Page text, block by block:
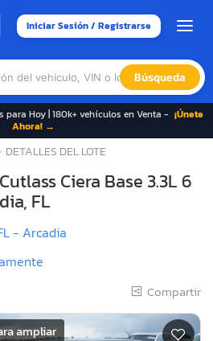
Iniciar Sesión / Registrarse
Búsqueda
Hoy | 180k+ vehículos en Venta - ¡Únete
Ahora! →
DETALLES DEL LOTE
Ciera Base 3.3L 6
FL
- Arcadia
Compartir
ampliar